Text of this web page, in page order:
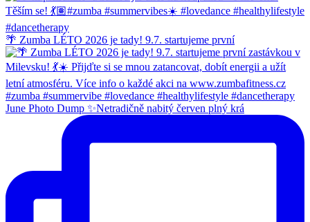
🌴 Zumba LÉTO 2026 je tady! 9.7. startujeme první
June Photo Dump ✨Netradičně nabitý červen plný krá